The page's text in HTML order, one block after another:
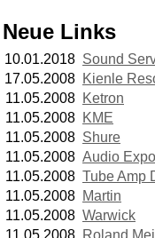
Neue Links
10.01.2018 Sound
17.05.2008 Kienle
11.05.2008 Ketron
11.05.2008 KME
11.05.2008 Shure
11.05.2008 Audio
11.05.2008 Tube Amp
11.05.2008 Martin
11.05.2008 Warwick
11.05.2008 Roland